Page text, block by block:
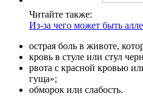
Читайте также:
Из-за чего может быть
острая боль в животе,
кровь в стуле или стул
рвота с красной кровью
гуща»;
обморок или слабость.